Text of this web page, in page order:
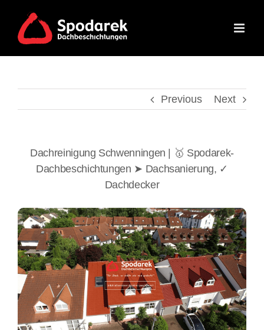
content
Previous Next
Dachreinigung Schwenningen | 🥇 Spodarek-
Dachbeschichtungen ➤ Dachsanierung, ✓
Dachdecker